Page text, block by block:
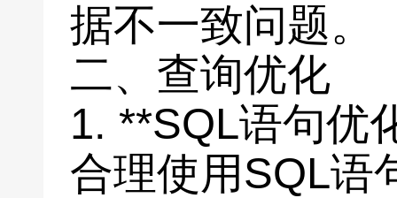
据不一致问题。
二、查询优化
1. **SQL语句优
合理使用SQL语